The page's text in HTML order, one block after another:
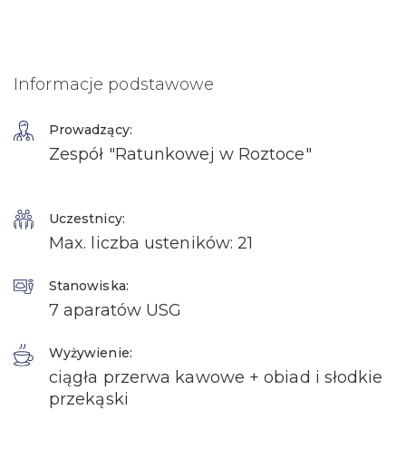
Informacje podstawowe
Prowadzący:
Zespół "Ratunkowej w Roztoce"
Uczestnicy:
Max. liczba usteników: 21
Stanowiska:
7 aparatów USG
Wyżywienie:
ciągła przerwa kawowe + obiad i słodkie
przekąski